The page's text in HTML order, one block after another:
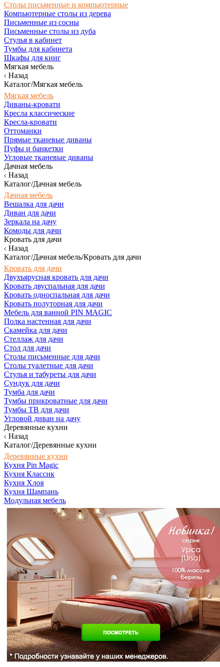
Столы письменные и компьютерные
Компьютерные столы из дерева
Письменные из сосны
Письменные столы из дуба
Стулья в кабинет
Тумбы для кабинета
Шкафы для книг
Мягкая мебель
Назад
Каталог/Мягкая мебель
Мягкая мебель
Диваны-кровати
Кресла классические
Кресла-кровати
Оттоманки
Прямые тканевые диваны
Пуфы и банкетки
Угловые тканевые диваны
Дачная мебель
Назад
Каталог/Дачная мебель
Дачная мебель
Вешалка для дачи
Диван для дачи
Зеркала на дачу
Комоды для дачи
Кровать для дачи
Назад
Каталог/Дачная мебель/Кровать для дачи
Кровать для дачи
Двухъярусная кровать для дачи
Кровать двуспальная для дачи
Кровать односпальная для дачи
Кровать полуторная для дачи
Мебель для ванной PIN MAGIC
Полка настенная для дачи
Скамейка для дачи
Стеллаж для дачи
Стол для дачи
Столы письменные для дачи
Столы туалетные для дачи
Стулья и табуреты для дачи
Сундук для дачи
Тумба для дачи
Тумбы прикроватные для дачи
Тумбы ТВ для дачи
Угловой диван на дачу
Деревянные кухни
Назад
Каталог/Деревянные кухни
Деревянные кухни
Кухня Pin Magic
Кухня Классик
Кухня Хлоя
Кухня Шампань
Модульная мебель